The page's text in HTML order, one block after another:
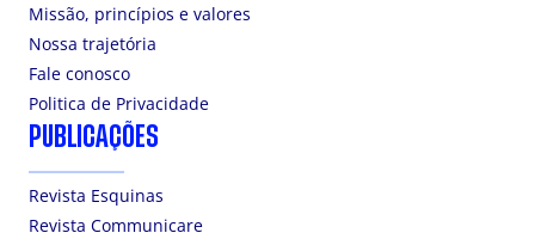
Missão, princípios e valores
Nossa trajetória
Fale conosco
Politica de Privacidade
PUBLICAÇÕES
Revista Esquinas
Revista Communicare